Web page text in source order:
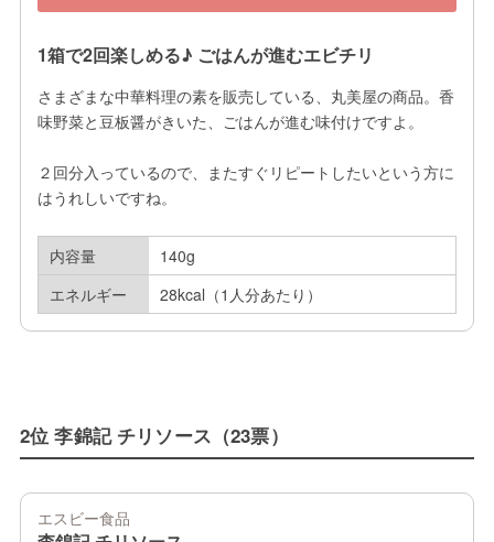
1箱で2回楽しめる♪ ごはんが進むエビチリ
さまざまな中華料理の素を販売している、丸美屋の商品。香
味野菜と豆板醤がきいた、ごはんが進む味付けですよ。
２回分入っているので、またすぐリピートしたいという方に
はうれしいですね。
内容量
140g
エネルギー
28kcal（1人分あたり）
2位 李錦記 チリソース（23票）
エスビー食品